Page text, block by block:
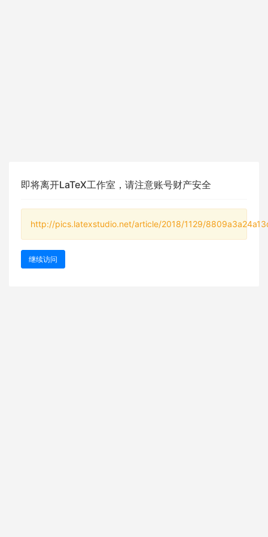
即将离开LaTeX工作室，请注意账号财产安全
http://pics.latexstudio.net/article/2018/1129/
继续访问